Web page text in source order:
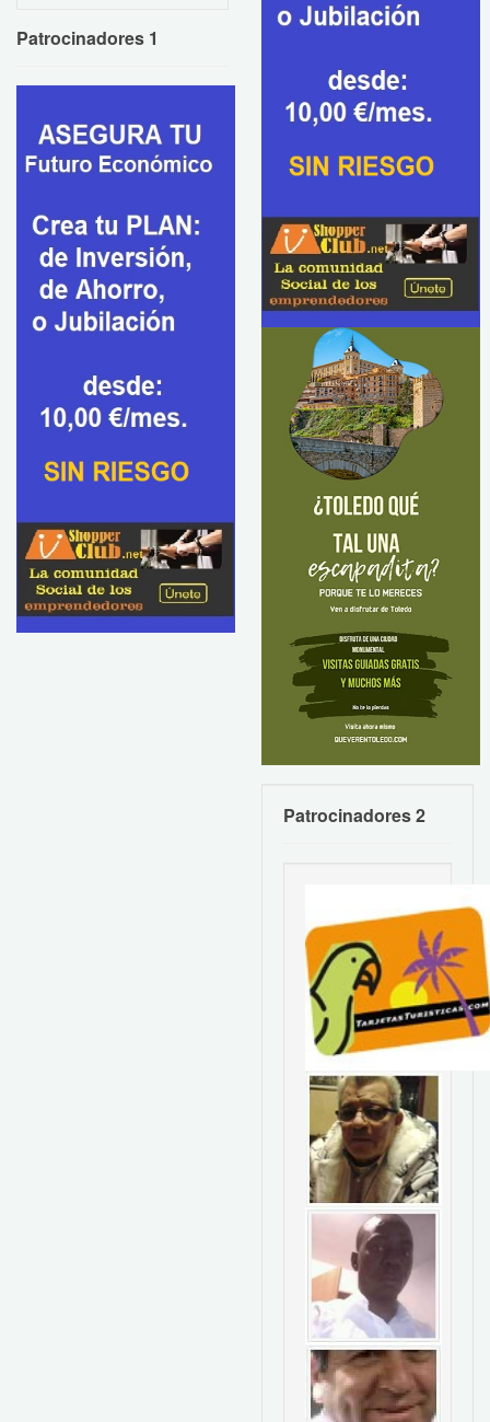
Patrocinadores 1
Patrocinadores 2